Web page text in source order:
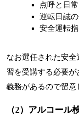
点呼と日
運転日誌
安全運転
なお選任された安
習を受講する必要
義務があるので留意
（2）アルコール